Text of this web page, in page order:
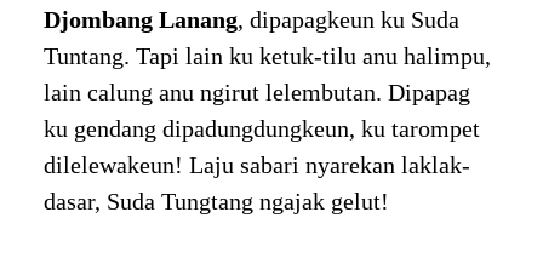
Djombang Lanang, dipapagkeun ku Suda
Tuntang. Tapi lain ku ketuk-tilu anu halimpu,
lain calung anu ngirut lelembutan. Dipapag
ku gendang dipadungdungkeun, ku tarompet
dilelewakeun! Laju sabari nyarekan laklak-
dasar, Suda Tungtang ngajak gelut!